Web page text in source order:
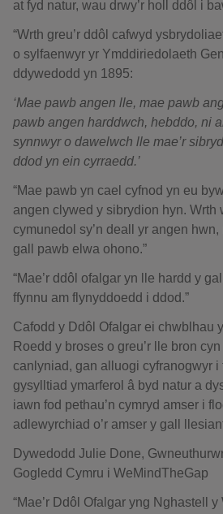
at fyd natur, wau drwy’r holl ddôl i
“Wrth greu’r ddôl cafwyd
o sylfaenwyr yr Ymddiriedolaeth
ddywedodd yn 1895:
‘Mae pawb angen lle, mae pawb
pawb angen harddwch, hebddo, ni
synnwyr o dawelwch lle mae’r
ddod yn ein cyrraedd.’
“Mae pawb yn cael cyfnod yn eu
angen clywed y sibrydion hyn. Wrth
cymunedol sy’n deall yr angen
gall pawb elwa ohono.”
“Mae’r ddôl ofalgar yn lle hardd y
ffynnu am flynyddoedd i ddod.”
Cafodd y Ddôl Ofalgar ei chwblhau
Roedd y broses o greu’r lle bron
canlyniad, gan alluogi cyfranogwyr i
gysylltiad ymarferol â byd natur a
iawn fod pethau’n cymryd amser i
adlewyrchiad o’r amser y gall
Dywedodd Julie Done,
Gogledd Cymru i WeMindTheGap
“Mae’r Ddôl Ofalgar yng Nghastell y